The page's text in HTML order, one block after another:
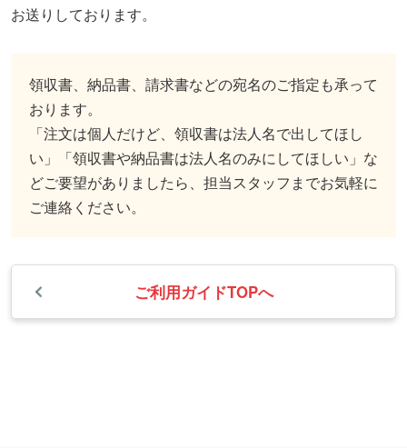
お送りしております。
領収書、納品書、請求書などの宛名のご指定も承って
おります。
「注文は個人だけど、領収書は法人名で出してほし
い」「領収書や納品書は法人名のみにしてほしい」な
どご要望がありましたら、担当スタッフまでお気軽に
ご連絡ください。
ご利用ガイドTOPへ